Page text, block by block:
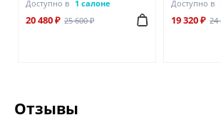
Доступно в 1 салоне
20 480 ₽ 25 600 ₽
Доступно в
19 320 ₽ 24
Отзывы